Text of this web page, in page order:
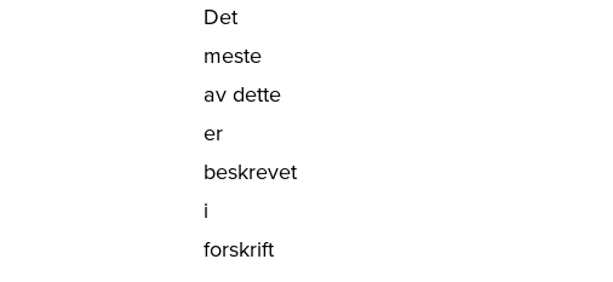
Det
meste
av dette
er
beskrevet
i
forskrift